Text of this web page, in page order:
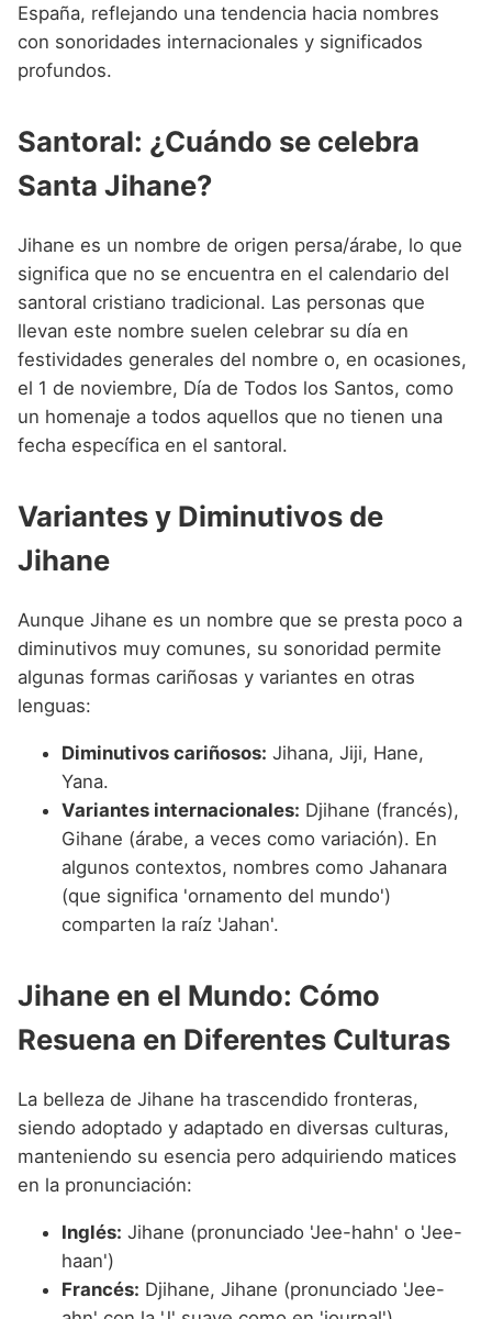
España, reflejando una tendencia hacia nombres
con sonoridades internacionales y significados
profundos.
Santoral: ¿Cuándo se celebra
Santa Jihane?
Jihane es un nombre de origen persa/árabe, lo que
significa que no se encuentra en el calendario del
santoral cristiano tradicional. Las personas que
llevan este nombre suelen celebrar su día en
festividades generales del nombre o, en ocasiones,
el 1 de noviembre, Día de Todos los Santos, como
un homenaje a todos aquellos que no tienen una
fecha específica en el santoral.
Variantes y Diminutivos de
Jihane
Aunque Jihane es un nombre que se presta poco a
diminutivos muy comunes, su sonoridad permite
algunas formas cariñosas y variantes en otras
lenguas:
Diminutivos cariñosos: Jihana, Jiji, Hane,
Yana.
Variantes internacionales: Djihane (francés),
Gihane (árabe, a veces como variación). En
algunos contextos, nombres como Jahanara
(que significa 'ornamento del mundo')
comparten la raíz 'Jahan'.
Jihane en el Mundo: Cómo
Resuena en Diferentes Culturas
La belleza de Jihane ha trascendido fronteras,
siendo adoptado y adaptado en diversas culturas,
manteniendo su esencia pero adquiriendo matices
en la pronunciación:
Inglés: Jihane (pronunciado 'Jee-hahn' o 'Jee-
haan')
Francés: Djihane, Jihane (pronunciado 'Jee-